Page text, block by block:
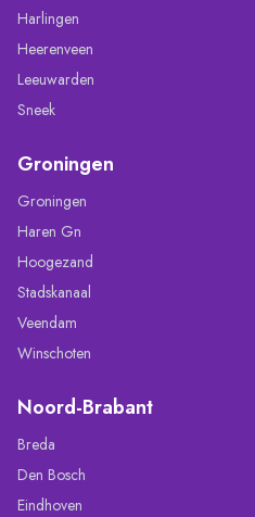
Harlingen
Heerenveen
Leeuwarden
Sneek
Groningen
Groningen
Haren Gn
Hoogezand
Stadskanaal
Veendam
Winschoten
Noord-Brabant
Breda
Den Bosch
Eindhoven